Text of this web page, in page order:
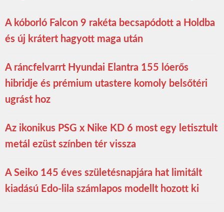
A kóborló Falcon 9 rakéta becsapódott a Holdba
és új krátert hagyott maga után
A ráncfelvarrt Hyundai Elantra 155 lóerős
hibridje és prémium utastere komoly belsőtéri
ugrást hoz
Az ikonikus PSG x Nike KD 6 most egy letisztult
metál ezüst színben tér vissza
A Seiko 145 éves születésnapjára hat limitált
kiadású Edo-lila számlapos modellt hozott ki